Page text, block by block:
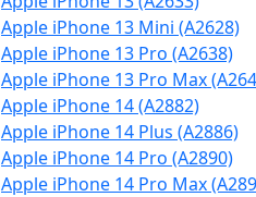
Apple iPhone 13 Mini (A2628)
Apple iPhone 13 Pro (A2638)
Apple iPhone 13 Pro Max
Apple iPhone 14 (A2882)
Apple iPhone 14 Plus (A2886)
Apple iPhone 14 Pro (A2890)
Apple iPhone 14 Pro Max